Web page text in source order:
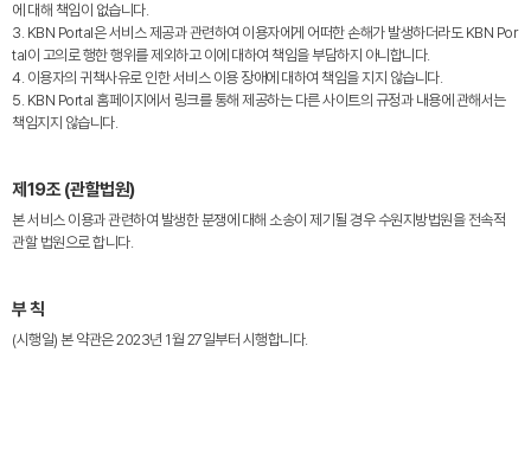
에 대해 책임이 없습니다.
3. KBN Portal은 서비스 제공과 관련하여 이용자에게 어떠한 손해가 발생하더라도 KBN Por
tal이 고의로 행한 행위를 제외하고 이에 대하여 책임을 부담하지 아니합니다.
4. 이용자의 귀책사유로 인한 서비스 이용 장애에 대하여 책임을 지지 않습니다.
5. KBN Portal 홈페이지에서 링크를 통해 제공하는 다른 사이트의 규정과 내용에 관해서는
책임지지 않습니다.
제19조 (관할법원)
본 서비스 이용과 관련하여 발생한 분쟁에 대해 소송이 제기될 경우 수원지방법원을 전속적
관할 법원으로 합니다.
부 칙
(시행일) 본 약관은 2023년 1월 27일부터 시행합니다.